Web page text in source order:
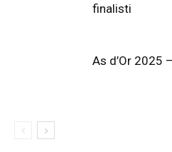
finalisti
As d’Or 2025